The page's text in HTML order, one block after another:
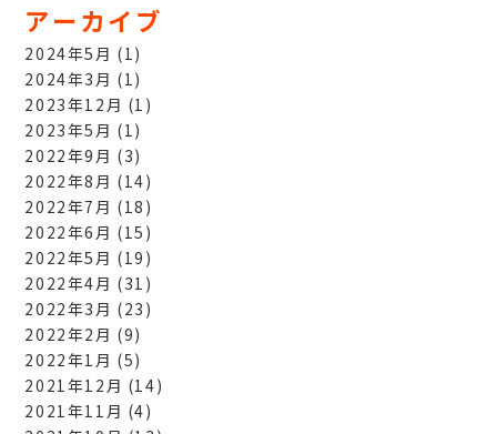
アーカイブ
2024年5月 (1)
2024年3月 (1)
2023年12月 (1)
2023年5月 (1)
2022年9月 (3)
2022年8月 (14)
2022年7月 (18)
2022年6月 (15)
2022年5月 (19)
2022年4月 (31)
2022年3月 (23)
2022年2月 (9)
2022年1月 (5)
2021年12月 (14)
2021年11月 (4)